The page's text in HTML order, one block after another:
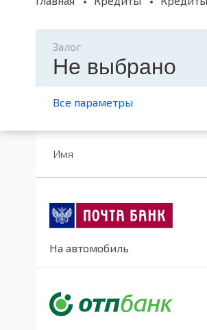
Залог
Не выбрано
Все параметры
Имя
На автомобиль